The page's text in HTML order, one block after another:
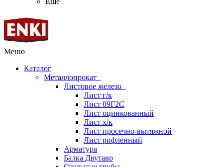
Меню
Каталог
Металлопрокат
Листовое железо
Лист г/к
Лист 09Г2С
Лист оцинкованный
Лист х/к
Лист просечно-вытяжной
Лист рифленный
Арматура
Балка Двутавр